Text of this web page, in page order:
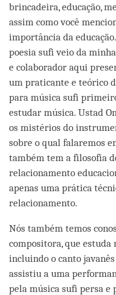
brincadeira, educação,
assim como você
importância da
poesia sufi veio da
e colaborador aqui
um praticante e teórico
para música sufi
estudar música. Ustad
os mistérios do
sobre o qual falaremos
também tem a filosofia
relacionamento
apenas uma prática
relacionamento.
Nós também temos
compositora, que
incluindo o canto
assistiu a uma
pela música sufi persa e